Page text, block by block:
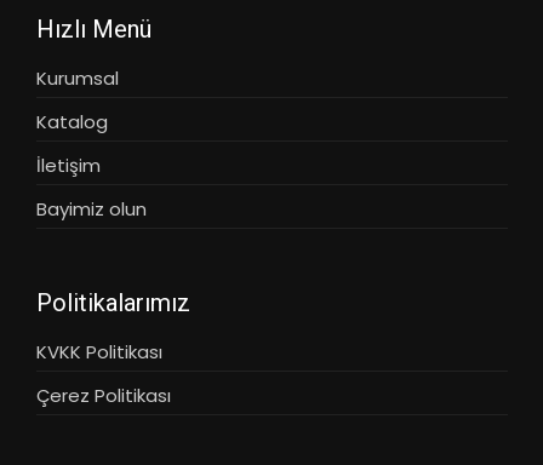
Hızlı Menü
Kurumsal
Katalog
İletişim
Bayimiz olun
Politikalarımız
KVKK Politikası
Çerez Politikası